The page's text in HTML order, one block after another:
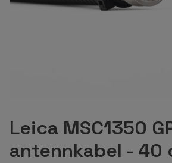
Leica MSC1350
antennkabel - 40